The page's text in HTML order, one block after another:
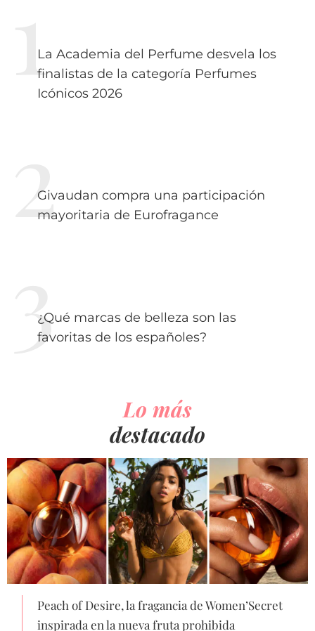
La Academia del Perfume desvela los
finalistas de la categoría Perfumes
Icónicos 2026
Givaudan compra una participación
mayoritaria de Eurofragance
¿Qué marcas de belleza son las
favoritas de los españoles?
Lo más
destacado
Peach of Desire, la fragancia de Women’Secret
inspirada en la nueva fruta prohibida